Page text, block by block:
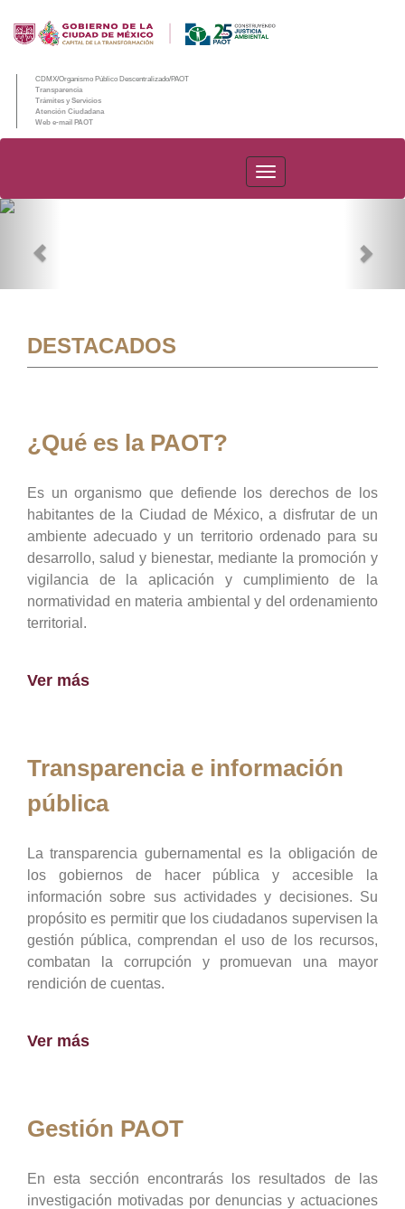
CDMX/Organismo Público Descentralizado/PAOT
Transparencia
Trámites y Servicios
Atención Ciudadana
Web e-mail PAOT
PAOT
DESTACADOS
¿Qué es la PAOT?
Es un organismo que defiende los derechos de los
habitantes de la Ciudad de México, a disfrutar de un
ambiente adecuado y un territorio ordenado para su
desarrollo, salud y bienestar, mediante la promoción y
vigilancia de la aplicación y cumplimiento de la
normatividad en materia ambiental y del ordenamiento
territorial.
Ver más
Transparencia e información
pública
La transparencia gubernamental es la obligación de
los gobiernos de hacer pública y accesible la
información sobre sus actividades y decisiones. Su
propósito es permitir que los ciudadanos supervisen la
gestión pública, comprendan el uso de los recursos,
combatan la corrupción y promuevan una mayor
rendición de cuentas.
Ver más
Gestión PAOT
En esta sección encontrarás los resultados de las
investigación motivadas por denuncias y actuaciones